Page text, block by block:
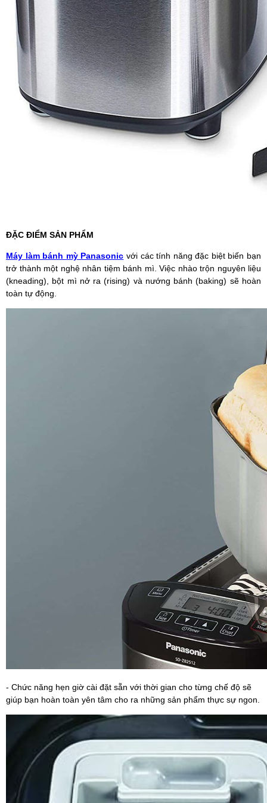
ĐẶC ĐIỂM SẢN PHẨM
Máy làm bánh mỳ Panasonic với các tính năng đặc biệt biến bạn
trở thành một nghệ nhân tiệm bánh mì. Việc nhào trộn nguyên liệu
(kneading), bột mì nở ra (rising) và nướng bánh (baking) sẽ hoàn
toàn tự động.
- Chức năng hẹn giờ cài đặt sẵn với thời gian cho từng chế độ sẽ
giúp bạn hoàn toàn yên tâm cho ra những sản phẩm thực sự ngon.